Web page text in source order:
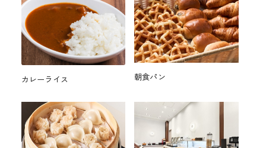
カレーライス 朝食パン